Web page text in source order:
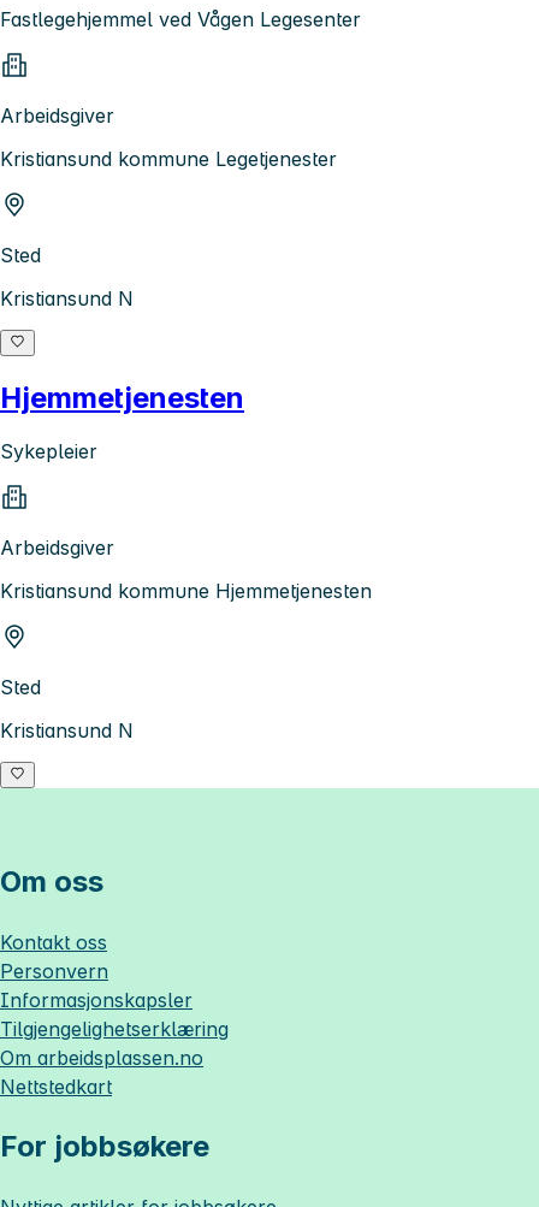
Fastlegehjemmel ved Vågen Legesenter
Arbeidsgiver
Kristiansund kommune Legetjenester
Sted
Kristiansund N
Hjemmetjenesten
Sykepleier
Arbeidsgiver
Kristiansund kommune Hjemmetjenesten
Sted
Kristiansund N
Om oss
Kontakt oss
Personvern
Informasjonskapsler
Tilgjengelighetserklæring
Om arbeidsplassen.no
Nettstedkart
For jobbsøkere